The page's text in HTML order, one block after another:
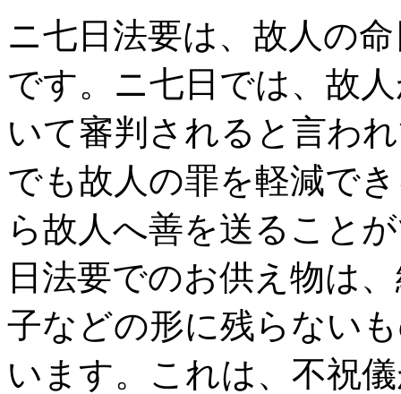
ニ七日法要は、故人の
です。ニ七日では、故
いて審判されると言わ
でも故人の罪を軽減で
ら故人へ善を送ること
日法要でのお供え物は
子などの形に残らない
います。これは、不祝